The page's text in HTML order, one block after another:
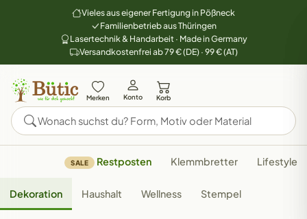
Vieles aus eigener Fertigung in Pößneck
Familienbetrieb aus Thüringen
Lasertechnik & Handarbeit · Made in Germany
Versandkostenfrei ab 79 € (DE) · 99 € (AT)
Merken Konto Korb
SALE Restposten Klemmbretter Lifestyle
Dekoration Haushalt Wellness Stempel